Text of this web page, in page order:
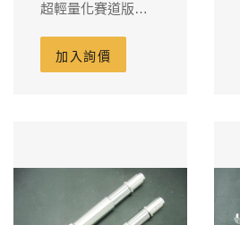
超輕量化賽道版短
加入詢價